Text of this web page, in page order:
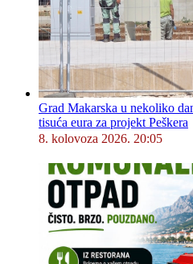
Grad Makarska u nekoliko
tisuća eura za projekt Peškera
8. kolovoza 2026. 20:05